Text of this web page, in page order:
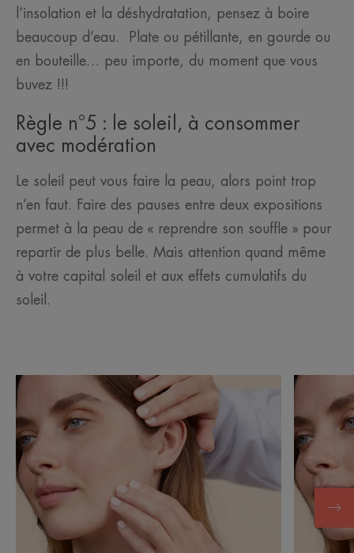
l’insolation et la déshydratation, pensez à boire
beaucoup d’eau. Plate ou pétillante, en gourde ou
en bouteille… peu importe, du moment que vous
buvez !!!
Règle n°5 : le soleil, à consommer
avec modération
Le soleil peut vous faire la peau, alors point trop
n’en faut. Faire des pauses entre deux expositions
permet à la peau de « reprendre son souffle » pour
repartir de plus belle. Mais attention quand même
à votre capital soleil et aux effets cumulatifs du
soleil.